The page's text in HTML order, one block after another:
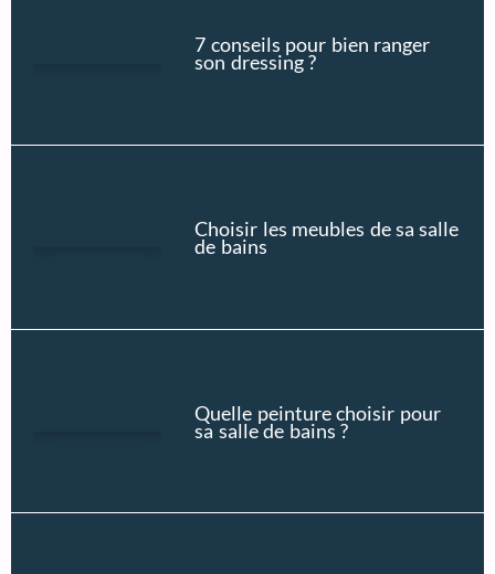
7 conseils pour bien ranger
son dressing ?
Choisir les meubles de sa salle
de bains
Quelle peinture choisir pour
sa salle de bains ?